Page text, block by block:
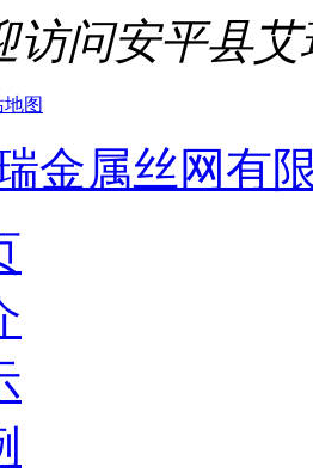
访问安平县
地图